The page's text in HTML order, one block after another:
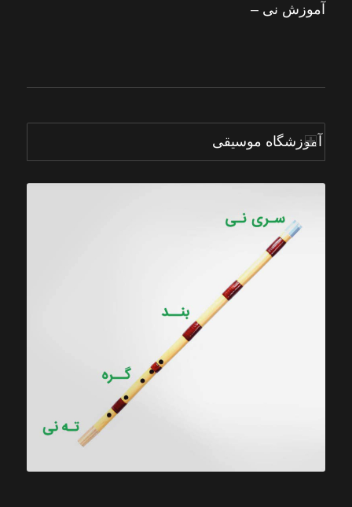
آموزش نی –
آموزشگاه موسیقی